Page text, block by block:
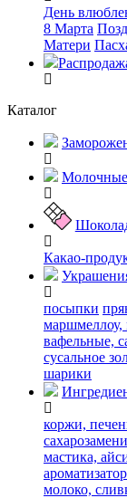
День
8 Марта
Матери
Каталог
Какао-
посыпки
маршмеллоу,
вафельные,
сусальное
шарики
коржи,
мастика,
молоко,